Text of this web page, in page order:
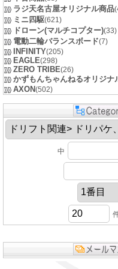
ラジ天名古屋オリジナル商品
ミニ四駆(621)
ドローン(マルチコプター)(33)
電動二輪バランスボード(7)
INFINITY(205)
EAGLE(298)
ZERO TRIBE(26)
かずもんちゃんねるオリジナ
AXON(502)
中